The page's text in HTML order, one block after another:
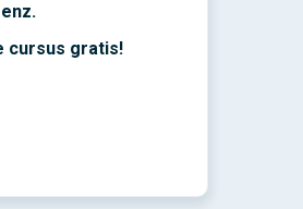
cursus gratis!